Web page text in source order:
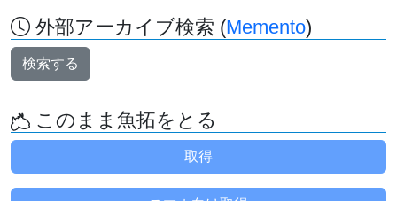
外部アーカイブ検索 (Memento)
検索する
このまま魚拓をとる